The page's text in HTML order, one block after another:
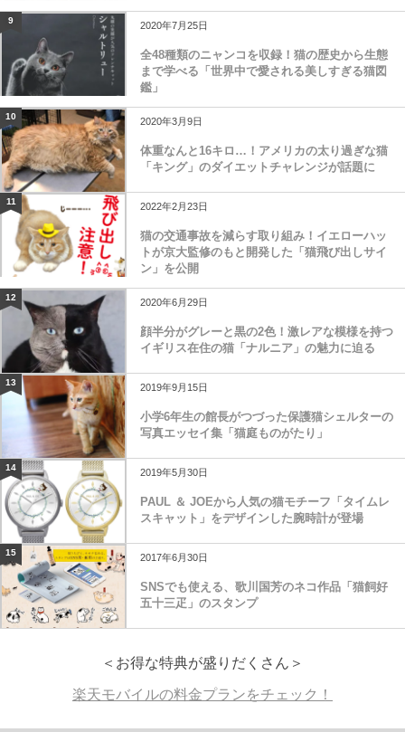
9 2020年7月25日
全48種類のニャンコを収録！猫の歴史から生態
まで学べる「世界中で愛される美しすぎる猫図
鑑」
10 2020年3月9日
体重なんと16キロ…！アメリカの太り過ぎな猫
「キング」のダイエットチャレンジが話題に
11 2022年2月23日
猫の交通事故を減らす取り組み！イエローハッ
トが京大監修のもと開発した「猫飛び出しサイ
ン」を公開
12 2020年6月29日
顔半分がグレーと黒の2色！激レアな模様を持つ
イギリス在住の猫「ナルニア」の魅力に迫る
13 2019年9月15日
小学6年生の館長がつづった保護猫シェルターの
写真エッセイ集「猫庭ものがたり」
14 2019年5月30日
PAUL ＆ JOEから人気の猫モチーフ「タイムレ
スキャット」をデザインした腕時計が登場
15 2017年6月30日
SNSでも使える、歌川国芳のネコ作品「猫飼好
五十三疋」のスタンプ
＜お得な特典が盛りだくさん＞
楽天モバイルの料金プランをチェック！